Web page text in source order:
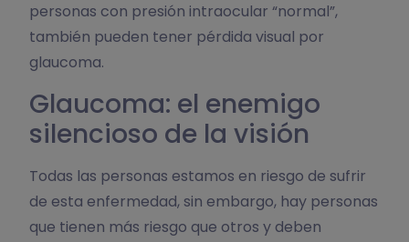
personas con presión intraocular “normal”,
también pueden tener pérdida visual por
glaucoma.
Glaucoma: el enemigo
silencioso de la visión
Todas las personas estamos en riesgo de sufrir
de esta enfermedad, sin embargo, hay personas
que tienen más riesgo que otros y deben